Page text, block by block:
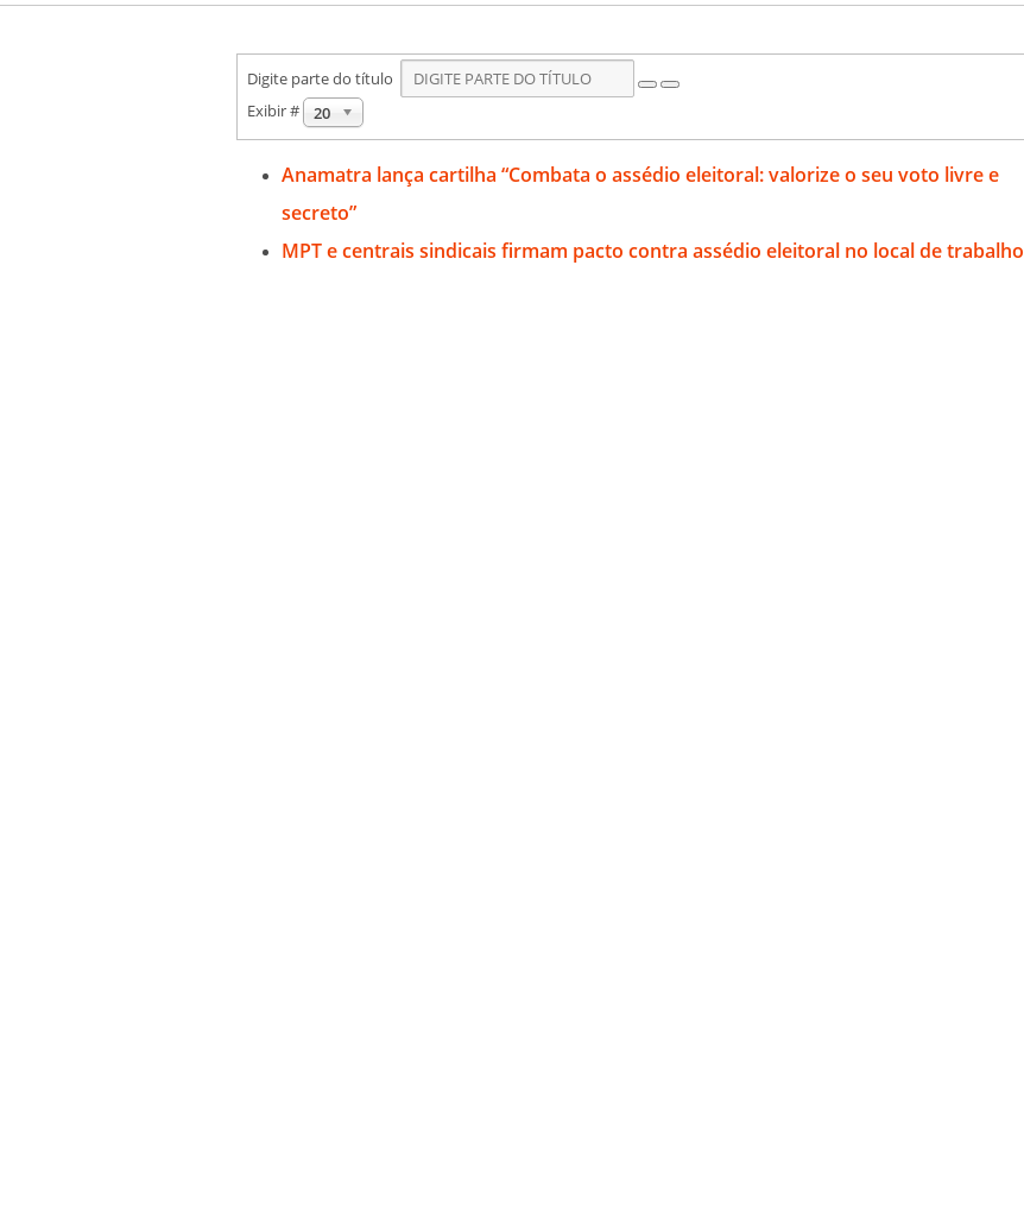
Digite parte do título
Exibir #
20
Anamatra lança cartilha “Combata o assédio eleitoral: valorize o seu voto livre e
secreto”
MPT e centrais sindicais firmam pacto contra assédio eleitoral no local de trabalho